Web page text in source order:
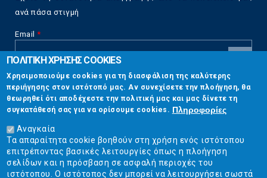
ανά πάσα στιγμή
Email *
CAPTCHA
This
question is
for testing
whether or
not you are a
human visitor
and to
prevent
automated
Επικοινωνία
Στουρνάρη 17, Αθήνα 10683
2103304444
info@ekpizo.gr
ΠΟΛΙΤΙΚΗ ΧΡΗΣΗΣ COOKIES
Χρησιμοποιούμε cookies για τη διασφάλιση της καλύτερης
περιήγησης στον ιστότοπό μας. Αν συνεχίσετε την πλοήγηση, θα
θεωρηθεί ότι αποδέχεστε την πολιτική μας και μας δίνετε τη
συγκατάθεσή σας για να ορίσουμε cookies. Πληροφορίες
Αναγκαία
Τα απαραίτητα cookie βοηθούν στη χρήση ενός ιστότοπου
επιτρέποντας βασικές λειτουργίες όπως η πλοήγηση
σελίδων και η πρόσβαση σε ασφαλή περιοχές του
ιστότοπου. Ο ιστότοπος δεν μπορεί να λειτουργήσει σωστά